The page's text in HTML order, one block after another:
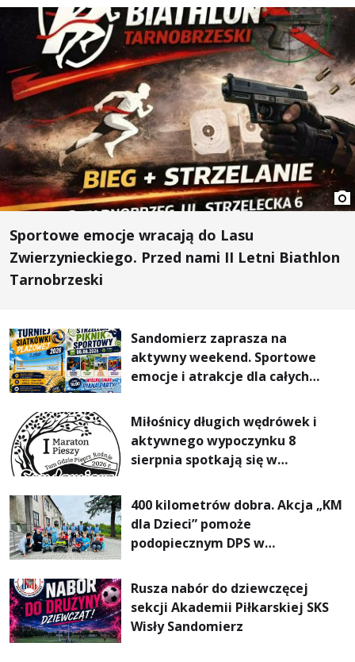
Sportowe emocje wracają do Lasu
Zwierzynieckiego. Przed nami II Letni Biathlon
Tarnobrzeski
Sandomierz zaprasza na
aktywny weekend. Sportowe
emocje i atrakcje dla całych
Miłośnicy długich wędrówek i
aktywnego wypoczynku 8
sierpnia spotkają się w
Pieszym „Tam Gdzie Pieprz
Rośnie”
400 kilometrów dobra. Akcja „KM
dla Dzieci” pomoże
podopiecznym DPS w
Rusza nabór do dziewczęcej
sekcji Akademii Piłkarskiej SKS
Wisły Sandomierz